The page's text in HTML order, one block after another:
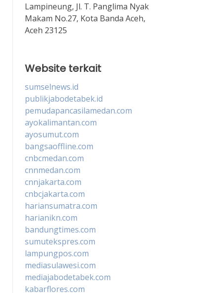
Lampineung, Jl. T. Panglima Nyak
Makam No.27, Kota Banda Aceh,
Aceh 23125
Website terkait
sumselnews.id
publikjabodetabek.id
pemudapancasilamedan.com
ayokalimantan.com
ayosumut.com
bangsaoffline.com
cnbcmedan.com
cnnmedan.com
cnnjakarta.com
cnbcjakarta.com
hariansumatra.com
harianikn.com
bandungtimes.com
sumutekspres.com
lampungpos.com
mediasulawesi.com
mediajabodetabek.com
kabarflores.com